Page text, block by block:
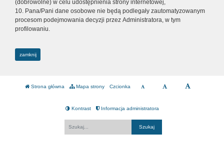
(dobrowolne) w celu udostępnienia strony internetowej,
10. Pana/Pani dane osobowe nie będą podlegały zautomatyzowanym
procesom podejmowania decyzji przez Administratora, w tym
profilowaniu.
zamknij
Strona główna Mapa strony Czcionka
Kontrast Informacja administratora